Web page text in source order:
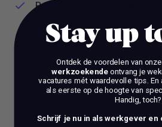
Reiskostenvergoeding
Maar liefst 35
dienstverband)
Fijne secundaire
een SAPJE, uiteraard daily
sportabonnement en er is
Stay up
Ontdek de voordelen van
werkzoekendeontvang je
vacatures mét waardevolle tips. En
als eerste op de hoogte van
Handig, toch?
Schrijf je nu in als werkgever en